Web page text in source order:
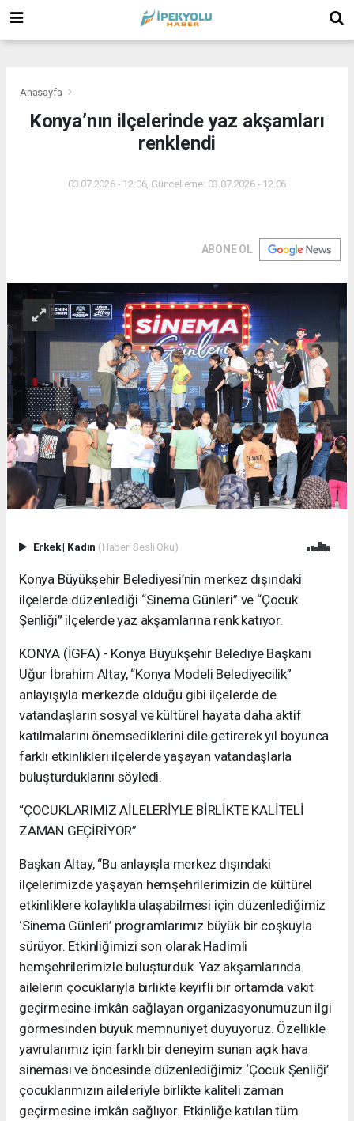
Anasayfa
Konya’nın ilçelerinde yaz akşamları
renklendi
03.07.2026 - 12:06, Güncelleme: 03.07.2026 - 12:06
ABONE OL
Erkek| Kadın (Haberi Sesli Oku)
Konya Büyükşehir Belediyesi’nin merkez dışındaki
ilçelerde düzenlediği “Sinema Günleri” ve “Çocuk
Şenliği” ilçelerde yaz akşamlarına renk katıyor.
KONYA (İGFA) - Konya Büyükşehir Belediye Başkanı
Uğur İbrahim Altay, “Konya Modeli Belediyecilik”
anlayışıyla merkezde olduğu gibi ilçelerde de
vatandaşların sosyal ve kültürel hayata daha aktif
katılmalarını önemsediklerini dile getirerek yıl boyunca
farklı etkinlikleri ilçelerde yaşayan vatandaşlarla
buluşturduklarını söyledi.
“ÇOCUKLARIMIZ AİLELERİYLE BİRLİKTE KALİTELİ
ZAMAN GEÇİRİYOR”
Başkan Altay, “Bu anlayışla merkez dışındaki
ilçelerimizde yaşayan hemşehrilerimizin de kültürel
etkinliklere kolaylıkla ulaşabilmesi için düzenlediğimiz
‘Sinema Günleri’ programlarımız büyük bir coşkuyla
sürüyor. Etkinliğimizi son olarak Hadimli
hemşehrilerimizle buluşturduk. Yaz akşamlarında
ailelerin çocuklarıyla birlikte keyifli bir ortamda vakit
geçirmesine imkân sağlayan organizasyonumuzun ilgi
görmesinden büyük memnuniyet duyuyoruz. Özellikle
yavrularımız için farklı bir deneyim sunan açık hava
sineması ve öncesinde düzenlediğimiz ‘Çocuk Şenliği’
çocuklarımızın aileleriyle birlikte kaliteli zaman
geçirmesine imkân sağlıyor. Etkinliğe katılan tüm